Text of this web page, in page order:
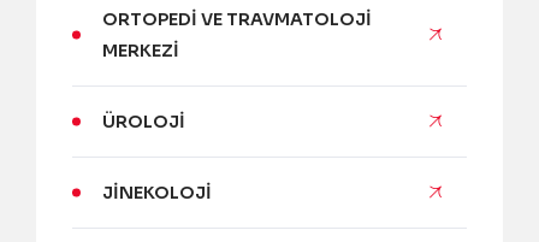
ORTOPEDI VE TRAVMATOLOJI
MERKEZI
ÜROLOJI
JINEKOLOJI